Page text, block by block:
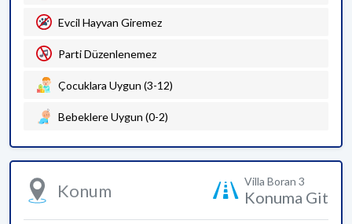
Evcil Hayvan Giremez
Parti Düzenlenemez
Çocuklara Uygun (3-12)
Bebeklere Uygun (0-2)
Konum Villa Boran 3
Konuma Git